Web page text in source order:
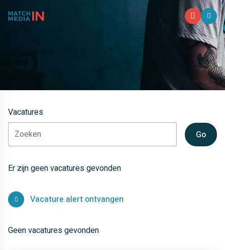
Vacatures
Go
Er zijn geen vacatures gevonden
Vacature alert ontvangen
Geen vacatures gevonden